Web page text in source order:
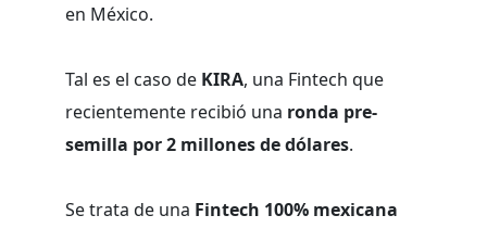
en México.
Tal es el caso de KIRA, una Fintech que
recientemente recibió una ronda pre-
semilla por 2 millones de dólares.
Se trata de una Fintech 100% mexicana